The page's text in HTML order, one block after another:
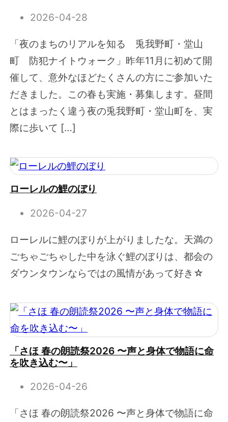
2026-04-28
「夜のまちのリアルを知る 兎我野町・堂山
町 防犯ナイトウォーク」昨年11月に初めて開
催して、意外なほどたくさんの方にご参加いた
だきました。この春も実施・募集します。昼間
とはまったく違う夜の兎我野町・堂山町を、実
際に歩いて […]
ローレルの鯉のぼり
2026-04-27
ローレルに鯉のぼりが上がりましたな。天満の
ごちゃごちゃした中を泳ぐ鯉のぼりは、都会の
ダウンタウンならではの風情があって好き☆
「さほ 春の朗読祭2026 〜声と身体で物語に命
を吹き込む〜」
2026-04-26
「さほ 春の朗読祭2026 〜声と身体で物語に命